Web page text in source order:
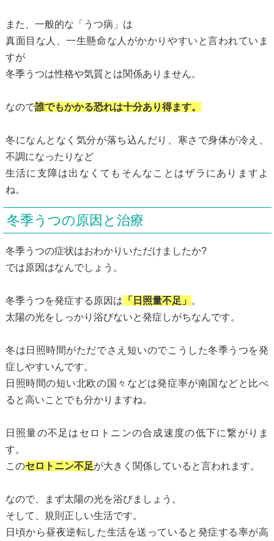
また、一般的な「うつ病」は
真面目な人、一生懸命な人がかかりやすいと言われていま
すが
冬季うつは性格や気質とは関係ありません。
なので誰でもかかる恐れは十分あり得ます。
冬になんとなく気分が落ち込んだり、寒さで身体が冷え、
不調になったりなど
生活に支障は出なくてもそんなことはザラにありますよ
ね。
冬季うつの原因と治療
冬季うつの症状はおわかりいただけましたか?
では原因はなんでしょう。
冬季うつを発症する原因は 「日照量不足」
。
太陽の光をしっかり浴びないと発症しがちなんです。
冬は日照時間がただでさえ短いのでこうした冬季うつを発
症しやすいんです。
日照時間の短い北欧の国々などは発症率が南国などと比べ
ると高いことでも分かりますね。
日照量の不足はセロトニンの合成速度の低下に繋がりま
す。
このセロトニン不足が大きく関係していると言われます。
なので、まず太陽の光を浴びましょう。
そして、規則正しい生活です。
日頃から昼夜逆転した生活を送っていると発症する率が高